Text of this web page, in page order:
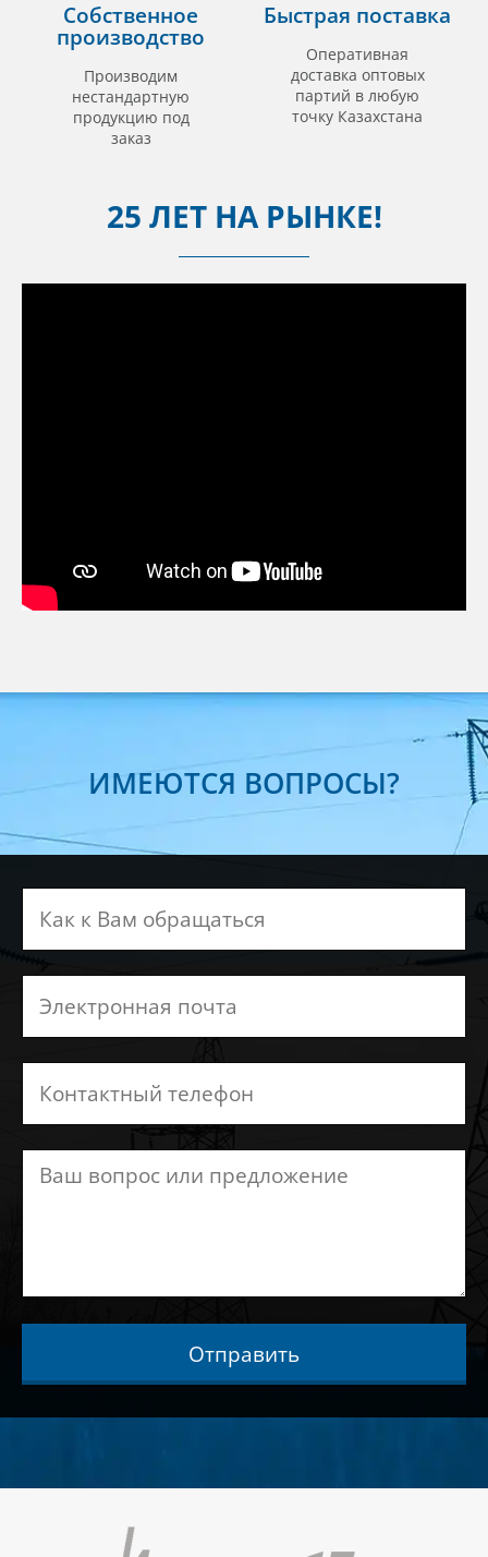
Собственное
производство
Производим
нестандартную
продукцию под
заказ
Быстрая поставка
Оперативная
доставка оптовых
партий в любую
точку Казахстана
25 ЛЕТ НА РЫНКЕ!
ИМЕЮТСЯ ВОПРОСЫ?
Отправить